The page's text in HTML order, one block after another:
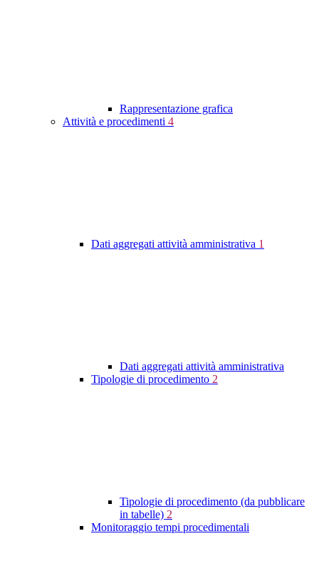
Rappresentazione grafica
Attività e procedimenti 4
Dati aggregati attività amministrativa 1
Dati aggregati attività amministrativa
Tipologie di procedimento 2
Tipologie di procedimento (da pubblicare
in tabelle) 2
Monitoraggio tempi procedimentali